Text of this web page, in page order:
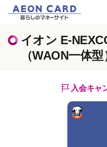
イオン E-
（WAON一体型
入会キャ